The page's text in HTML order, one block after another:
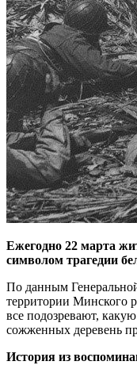
Ежегодно 22 марта
символом трагедии
По данным
территории Минского
все подозревают,
сожженных деревень
История из